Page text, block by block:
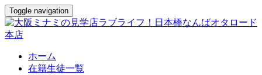
Toggle navigation
ホーム
在籍生徒一覧